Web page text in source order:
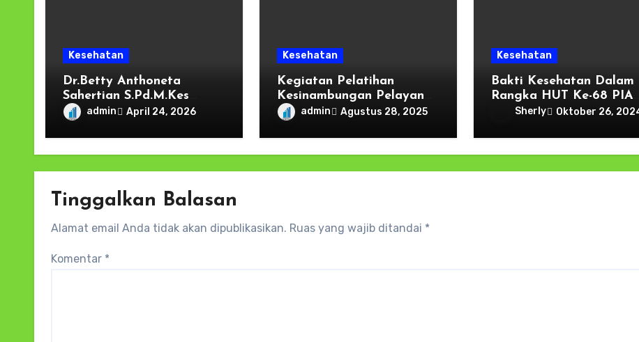
Kesehatan
Dr.Betty Anthoneta
Sahertian S.Pd.M.Kes
Poltekkes Kemenkes
Maluku; Penutupan
_Participatory Workshop_
Studi UNDERVAC-ID FKUI
admin April 24, 2026
Kesehatan
Kegiatan Pelatihan
Kesinambungan Pelayanan
Kesehatan Ibu dan Bayi
Baru Lahir
admin Agustus 28, 2025
Kesehatan
Bakti Kesehatan Dalam
Rangka HUT Ke-68 PIA
Ardhya Garini Tahun
Sherly Oktober 26,
Tinggalkan Balasan
Alamat email Anda tidak akan dipublikasikan. Ruas yang wajib ditandai *
Komentar *